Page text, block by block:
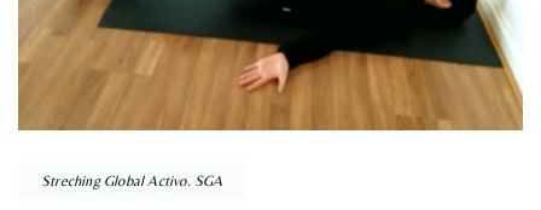
Streching Global Activo. SGA